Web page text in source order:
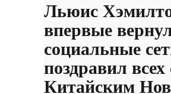
Льюис
впервые
социальные
поздравил всех
Китайским